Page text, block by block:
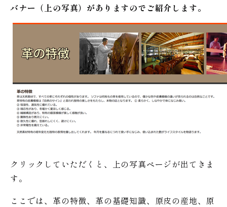
バナー（上の写真）がありますのでご紹介します。
クリックしていただくと、上の写真ページが出てきま
す。
ここでは、革の特徴、革の基礎知識、原皮の産地、原